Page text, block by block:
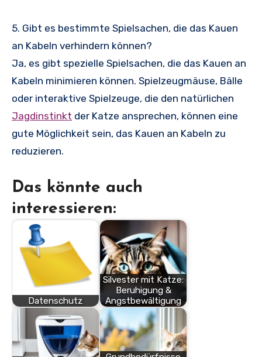
5. Gibt es bestimmte Spielsachen, die das Kauen
an Kabeln verhindern können?
Ja, es gibt spezielle Spielsachen, die das Kauen an
Kabeln minimieren können. Spielzeugmäuse, Bälle
oder interaktive Spielzeuge, die den natürlichen
Jagdinstinkt der Katze ansprechen, können eine
gute Möglichkeit sein, das Kauen an Kabeln zu
reduzieren.
Das könnte auch
interessieren:
Datenschutz
Silvester mit Katze:
Beruhigung &
Angstbewältigung